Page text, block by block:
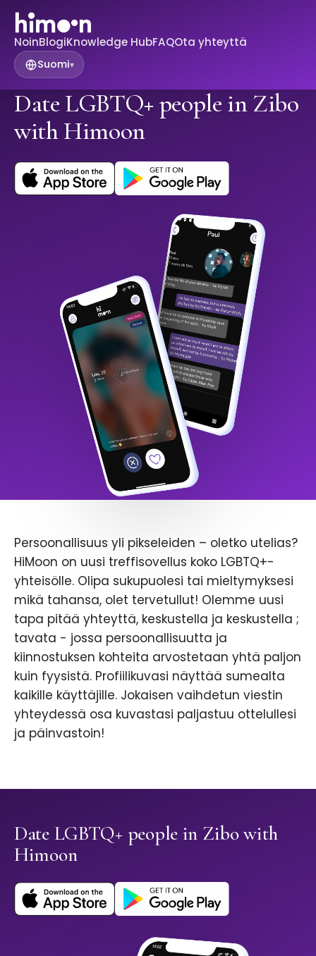
NoinBlogiKnowledge HubFAQOta yhteyttä
Suomi▾
Date LGBTQ+ people in Zibo
with Himoon
Persoonallisuus yli pikseleiden – oletko utelias?
HiMoon on uusi treffisovellus koko LGBTQ+-
yhteisölle. Olipa sukupuolesi tai mieltymyksesi
mikä tahansa, olet tervetullut! Olemme uusi
tapa pitää yhteyttä, keskustella ja keskustella ;
tavata - jossa persoonallisuutta ja
kiinnostuksen kohteita arvostetaan yhtä paljon
kuin fyysistä. Profiilikuvasi näyttää sumealta
kaikille käyttäjille. Jokaisen vaihdetun viestin
yhteydessä osa kuvastasi paljastuu ottelullesi
ja päinvastoin!
Date LGBTQ+ people in Zibo with
Himoon